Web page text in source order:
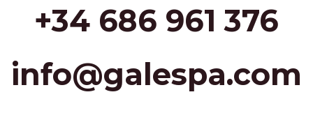
+34 686 961 376
info@galespa.com